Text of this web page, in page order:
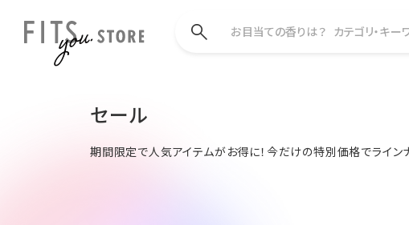
お目当ての香りは？ カテゴリ・キー
セール
期間限定で人気アイテムがお得に！今だけの特別価格でラインナ